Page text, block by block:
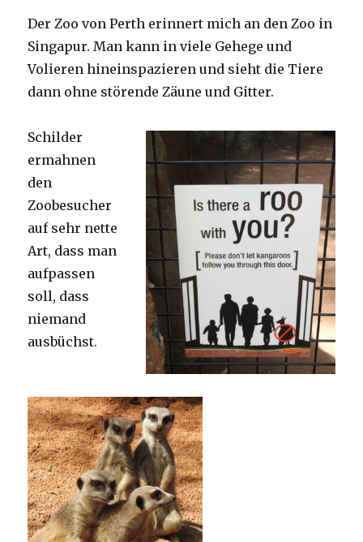
Perth
Der Zoo von Perth erinnert mich an den Zoo in
Singapur. Man kann in viele Gehege und
Volieren hineinspazieren und sieht die Tiere
dann ohne störende Zäune und Gitter.
Schilder
ermahnen
den
Zoobesucher
auf sehr nette
Art, dass man
aufpassen
soll, dass
niemand
ausbüchst.